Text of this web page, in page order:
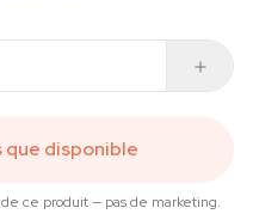
que disponible
ce produit — pas de marketing.